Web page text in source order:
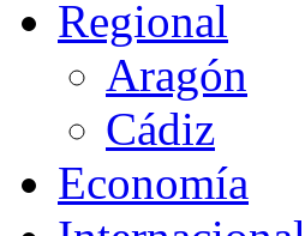
Regional
Aragón
Cádiz
Economía